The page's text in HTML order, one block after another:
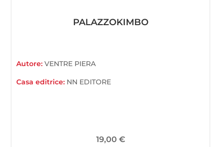
PALAZZOKIMBO
Autore:VENTRE PIERA
Casa editrice: NN EDITORE
19,00 €